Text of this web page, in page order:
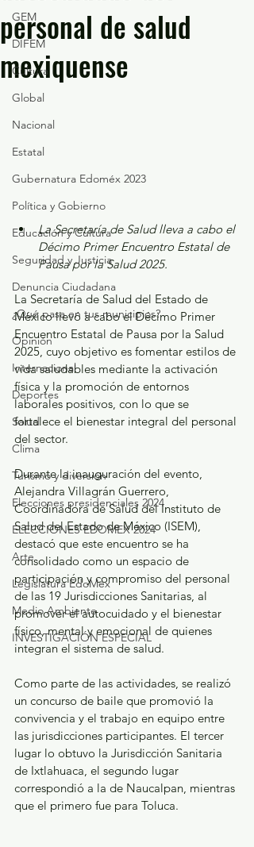
GEM
DIFEM
Cultura
Global
Nacional
Estatal
Gubernatura Edoméx 2023
Política y Gobierno
Educación y Cultura
Seguridad y Justicia
Denuncia Ciudadana
¿Qué pasa en tus municipios?
Opinión
Internacional
Deportes
Salud
Clima
Turismo y diversión
Elecciones presidenciales 2024
ELECCIONES EDOMEX 2024
Arte
Legislatura EdoMéx
Medio Ambiente
INVESTIGACIÓN ESPECIAL
personal de salud
mexiquense
La Secretaría de Salud lleva a cabo el
Décimo Primer Encuentro Estatal de
Pausa por la Salud 2025.
La Secretaría de Salud del Estado de
México llevó a cabo el Décimo Primer
Encuentro Estatal de Pausa por la Salud
2025, cuyo objetivo es fomentar estilos de
vida saludables mediante la activación
física y la promoción de entornos
laborales positivos, con lo que se
fortalece el bienestar integral del personal
del sector.
Durante la inauguración del evento,
Alejandra Villagrán Guerrero,
Coordinadora de Salud del Instituto de
Salud del Estado de México (ISEM),
destacó que este encuentro se ha
consolidado como un espacio de
participación y compromiso del personal
de las 19 Jurisdicciones Sanitarias, al
promover el autocuidado y el bienestar
físico, mental y emocional de quienes
integran el sistema de salud.
Como parte de las actividades, se realizó
un concurso de baile que promovió la
convivencia y el trabajo en equipo entre
las jurisdicciones participantes. El tercer
lugar lo obtuvo la Jurisdicción Sanitaria
de Ixtlahuaca, el segundo lugar
correspondió a la de Naucalpan, mientras
que el primero fue para Toluca.